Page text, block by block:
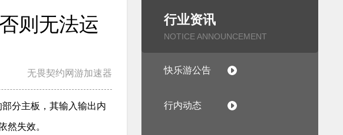
行业资讯
NOTICE ANNOUNCEMENT
快乐游公告
行内动态
则无法运
无畏契约网游加速器
分主板，其输入输出内
然失效。